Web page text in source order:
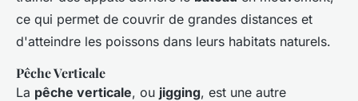
ce qui permet de couvrir de grandes distances et
d'atteindre les poissons dans leurs habitats naturels.
Pêche Verticale
La pêche verticale, ou jigging, est une autre